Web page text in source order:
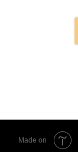
Made on